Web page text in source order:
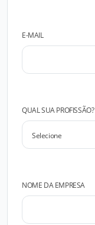
E-MAIL
QUAL SUA PROFISSÃO?
NOME DA EMPRESA